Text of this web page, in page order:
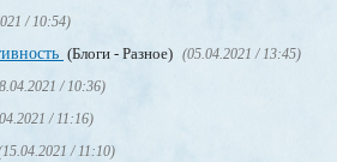
/ 10:54)
(Блоги - Разное) (05.04.2021 / 13:45)
/ 10:36)
/ 11:16)
/ 11:10)